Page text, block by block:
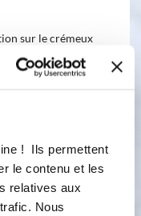
! Ils permettent
le contenu et les
relatives aux
Nous
sur le crémeux
laissez prendre 2
l'ensemble.
Liste de courses